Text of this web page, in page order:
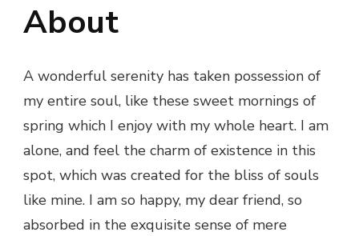
About
A wonderful serenity has taken possession of
my entire soul, like these sweet mornings of
spring which I enjoy with my whole heart. I am
alone, and feel the charm of existence in this
spot, which was created for the bliss of souls
like mine. I am so happy, my dear friend, so
absorbed in the exquisite sense of mere